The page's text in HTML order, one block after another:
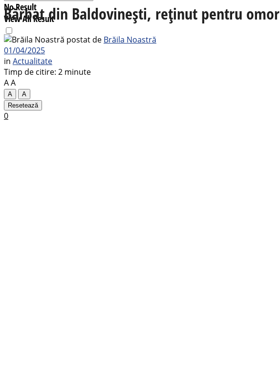
No Result
View All Result
Bărbat din Baldovinești, reținut pentru omor
postat de Brăila Noastră
01/04/2025
in Actualitate
Timp de citire: 2 minute
AA
A
A
Resetează
0